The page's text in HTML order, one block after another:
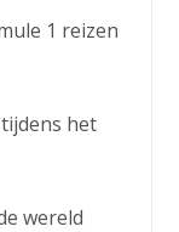
1 reizen
het
wereld